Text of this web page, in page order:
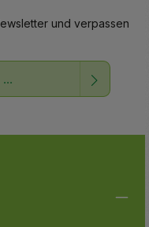
und verpassen